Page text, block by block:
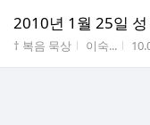
2010년 1월 25일
게시판명
† 복음 묵상 작성자
이숙... 작